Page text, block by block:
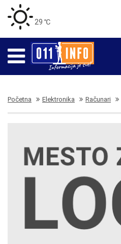
29 ℃
Početna Elektronika Računari